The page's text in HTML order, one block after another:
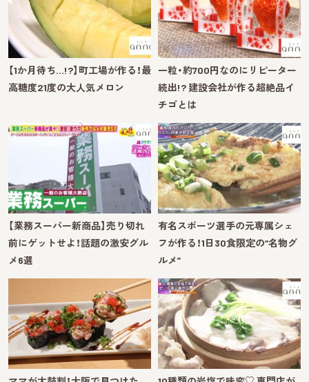
【1か月待ち…!?】町工場が作る！最
高糖度21度の大人気メロン
一粒・約700円なのにリピーター
続出!? 建設会社が作る超絶品イ
チゴとは
【業務スーパー新商品】売り切れ
前にゲットせよ！話題の激安グル
メ6選
有名スポーツ選手の元専属シェ
フが作る！1日30食限定の“名物グ
ルメ”